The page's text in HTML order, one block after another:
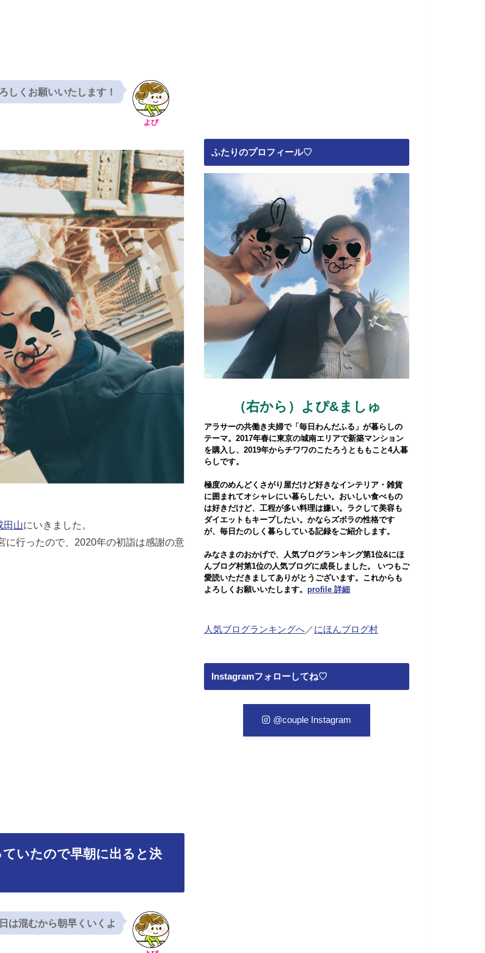
よぴ
しくお願いいたします！
田山にいきました。
に行ったので、2020年の初詣は感謝の意
いたので早朝に出ると決
は混むから朝早くいくよ
ふたりのプロフィール♡
（右から）よぴ&ましゅ
アラサーの共働き夫婦で「毎日わんだふる」が暮らしの
テーマ。2017年春に東京の城南エリアで新築マンション
を購入し、2019年からチワワのこたろうとももこと4人暮
らしです。
極度のめんどくさがり屋だけど好きなインテリア・雑貨
に囲まれてオシャレにい暮らしたい。おいしい食べもの
は好きだけど、工程が多い料理は嫌い。ラクして美容も
ダイエットもキープしたい。かならズボラの性格です
が、毎日たのしく暮らしている記録をご紹介します。
みなさまのおかげで、人気ブログランキング第1位&にほ
んブログ村第1位の人気ブログに成長しました。 いつもご
愛読いただきましてありがとうございます。これからも
よろしくお願いいたします。 profile 詳細
人気ブログランキングへ／にほんブログ村
Instagramフォローしてね♡
@couple Instagram